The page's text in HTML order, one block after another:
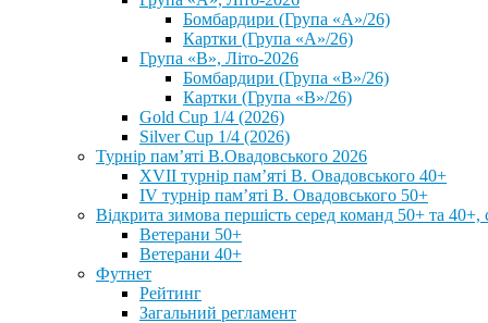
Бомбардири (Група «А»/26)
Картки (Група «А»/26)
Група «В», Літо-2026
Бомбардири (Група «В»/26)
Картки (Група «В»/26)
Gold Cup 1/4 (2026)
Silver Cup 1/4 (2026)
Турнір пам’яті В.Овадовського 2026
XVII турнір пам’яті В. Овадовського 40+
IV турнір пам’яті В. Овадовського 50+
Відкрита зимова першість серед команд 50+ та 40+,
Ветерани 50+
Ветерани 40+
Футнет
Рейтинг
Загальний регламент